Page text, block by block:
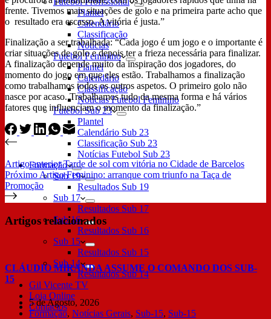
Plantel
Calendário
Classificação
Notícias
Futebol Feminino
Plantel
Calendário
Classificação
Notícias Futebol Feminino
Futebol Sub 23
Plantel
Calendário Sub 23
Classificação Sub 23
Notícias Futebol Sub 23
Formação
Sub 19
Resultados Sub 19
Sub 17
Resultados Sub 17
Sub 16
Resultados Sub 16
Sub 15
Resultados Sub 15
Sub 14
Resultados Sub 14
Gil Vicente TV
Loja Online
Contactos
frente. Tivemos mais situações de golo e na primeira parte acho que
o resultado era escasso. A vitória é justa.”
Finalização a ser trabalhada: “Cada jogo é um jogo e o importante é
criar situações de golo e depois ter a frieza necessária para finalizar.
A finalização depende muito da inspiração dos jogadores, do
momento do jogo em que eles estão. Trabalhamos a finalização
como trabalhamos todos os outros aspetos. O primeiro golo não
nasce por acaso. Trabalhamos tudo da mesma forma e há vários
fatores que influenciam o momento da finalização.”
ArtigoanteriorTarde de sol com vitória no Cidade de Barcelos
Próximo Artigo Feminino: arranque com triunfo na Taça de
Promoção
Artigos relacionados
CLÁUDIO MIRANDA ASSUME O COMANDO DOS SUB-
15
5 de Agosto, 2026
Formação, Notícias Gerais, Sub-15, Sub-15